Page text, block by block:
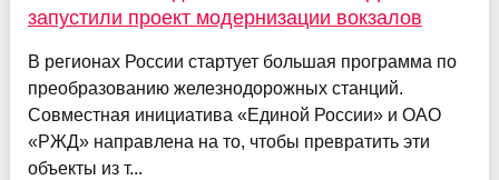
запустили проект модернизации вокзалов
В регионах России стартует большая программа по
преобразованию железнодорожных станций.
Совместная инициатива «Единой России» и ОАО
«РЖД» направлена на то, чтобы превратить эти
объекты из т...